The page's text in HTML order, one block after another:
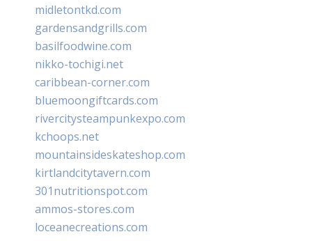
midletontkd.com
gardensandgrills.com
basilfoodwine.com
nikko-tochigi.net
caribbean-corner.com
bluemoongiftcards.com
rivercitysteampunkexpo.com
kchoops.net
mountainsideskateshop.com
kirtlandcitytavern.com
301nutritionspot.com
ammos-stores.com
loceanecreations.com